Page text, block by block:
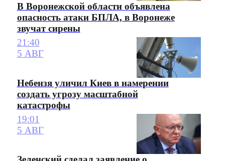
В Воронежской области объявлена
опасность атаки БПЛА, в Воронеже
звучат сирены
21:40
5 АВГ
Небензя уличил Киев в намерении
создать угрозу масштабной
катастрофы
19:01
5 АВГ